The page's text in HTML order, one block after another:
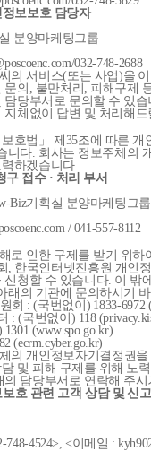
보보호 담당자
분양마케팅그룹
032-748-2688
의 서비스(또는 사업)을
문의, 불만처리, 피해구제
담당부서로 문의할 수 있
지체없이 답변 및 처리해
호법」 제35조에 따른 개
니다. 회사는 정보주체의
하겠습니다.
접수 · 처리 부서
Biz기획실 분양마케팅그룹
/ 041-557-8112
로 인한 구제를 받기 위하
, 한국인터넷진흥원 개인
청할 수 있습니다. 이 밖
래의 기관에 문의하시기
회 : (국번없이) 1833-6972
: (국번없이) 118
(www.spo.go.kr)
(ecrm.cyber.go.kr)
의 개인정보자기결정권을
및 피해 구제를 위해 노
의 담당부서로 연락해 주
호 관련 고객 상담 및 신
4524>, <이메일 :